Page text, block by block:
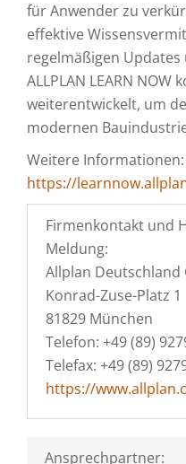
für Anwender zu
effektive
regelmäßigen
ALLPLAN LEARN NOW
weiterentwickelt, um
modernen
Weitere Informationen:
https://
Firmenkontakt und
Meldung:
Allplan Deutschland
Konrad-Zuse-Platz 1
81829 München
Telefon: +49 (89)
Telefax: +49 (89)
https://
Ansprechpartner: